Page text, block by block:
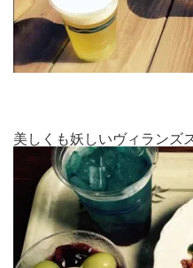
美しくも妖しいヴィランズ